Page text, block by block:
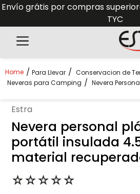
Envío grátis por compras
TYC
Para Llevar
Conservacion de
Neveras para Camping
estra
Nevera personal
portátil insulada
material
☆☆☆☆☆